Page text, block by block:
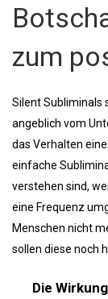
zum
Silent Subliminals
angeblich vom
das Verhalten
einfache
verstehen sind,
eine Frequenz
Menschen nicht
sollen diese noch
Die